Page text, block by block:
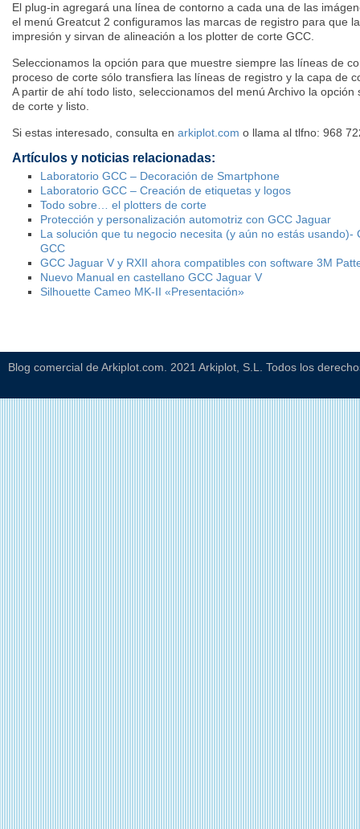
El plug-in agregará una línea de contorno a cada una de las
el menú Greatcut 2 configuramos las marcas de registro para que
impresión y sirvan de alineación a los plotter de corte GCC.
Seleccionamos la opción para que muestre siempre las líneas de
proceso de corte sólo transfiera las líneas de registro y la capa de
A partir de ahí todo listo, seleccionamos del menú Archivo la
de corte y listo.
Si estas interesado, consulta en arkiplot.com o llama al tlfno: 968
Artículos y noticias relacionadas:
Laboratorio GCC – Decoración de Smartphone
Laboratorio GCC – Creación de etiquetas y logos
Todo sobre… el plotters de corte
Protección y personalización automotriz con GCC Jaguar
La solución que tu negocio necesita (y aún no estás usando)-
GCC
GCC Jaguar V y RXII ahora compatibles con software 3M
Nuevo Manual en castellano GCC Jaguar V
Silhouette Cameo MK-II «Presentación»
Blog comercial de Arkiplot.com. 2021 Arkiplot, S.L. Todos los